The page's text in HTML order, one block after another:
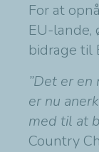
For at
EU-lande,
bidrage til
”Det er
er nu
med til at
Country